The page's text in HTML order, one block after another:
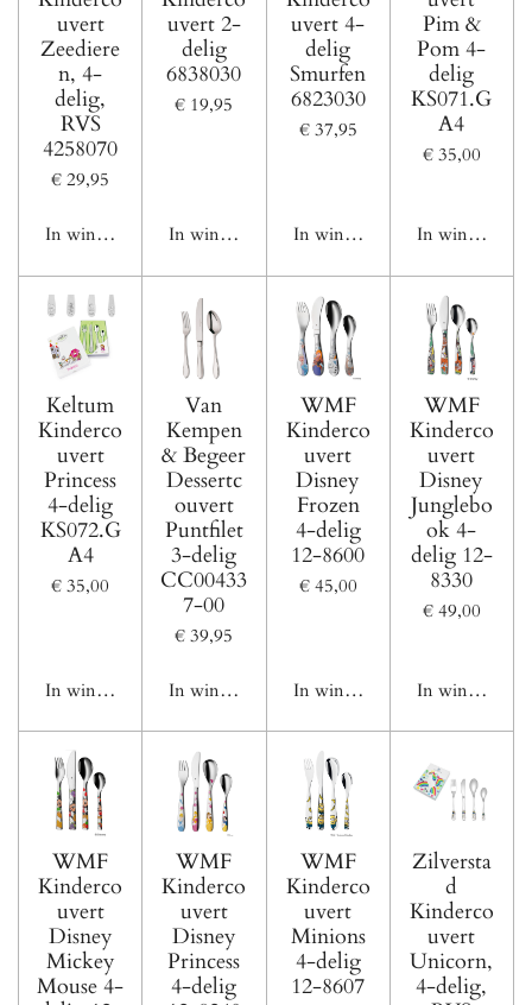
uvert
Zeediere
n, 4-
delig,
RVS
4258070
€ 29,95
In winkelwagen
uvert 2-
delig
6838030
€ 19,95
In winkelwagen
uvert 4-
delig
Smurfen
6823030
€ 37,95
In winkelwagen
Pim &
Pom 4-
delig
KS071.G
A4
€ 35,00
In
Keltum
Kinderco
uvert
Princess
4-delig
KS072.G
A4
€ 35,00
In winkelwagen
Van
Kempen
& Begeer
Dessertc
ouvert
Puntfilet
3-delig
CC00433
7-00
€ 39,95
In winkelwagen
WMF
Kinderco
uvert
Disney
Frozen
4-delig
12-8600
€ 45,00
In winkelwagen
WMF
Kinderco
uvert
Disney
Junglebo
ok 4-
delig 12-
8330
€ 49,00
In
WMF
Kinderco
uvert
Disney
Mickey
Mouse 4-
WMF
Kinderco
uvert
Disney
Princess
4-delig
WMF
Kinderco
uvert
Minions
4-delig
12-8607
Zilversta
d
Kinderco
uvert
Unicorn,
4-delig,